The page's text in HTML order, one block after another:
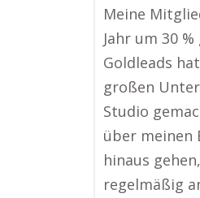
Meine
Jahr um 30
Goldleads
großen
Studio
über meinen
hinaus
regelmäßig